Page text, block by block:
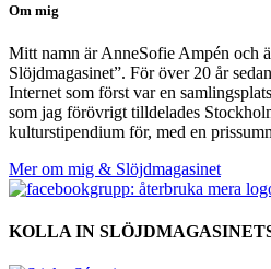
Om mig
Mitt namn är AnneSofie Ampén och
Slöjdmagasinet”. För över 20 år
Internet som först var en
som jag förövrigt tilldelades
kulturstipendium för, med en
Mer om mig & Slöjdmagasinet
KOLLA IN